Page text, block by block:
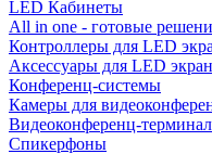
LED Кабинеты
All in one - готовые
Контроллеры для LED
Аксессуары для LED
Конференц-системы
Камеры для
Видеоконференц-
Спикерфоны